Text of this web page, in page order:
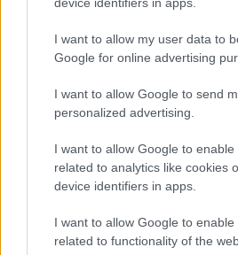
I want to allow my user data to
Google for online advertising
I want to allow Google to send
personalized advertising.
I want to allow Google to enable
related to analytics like cookies
device identifiers in apps.
I want to allow Google to enable
related to functionality of the
Ώρα Ελλάδος...|07.08.2026
Ώρα Ελλάδος 07/08/2026
Ώρα Ελλάδος...|07.08.2026 08:28
Τουρκία: Υπερπτήσεις
ελληνικά νησιά και